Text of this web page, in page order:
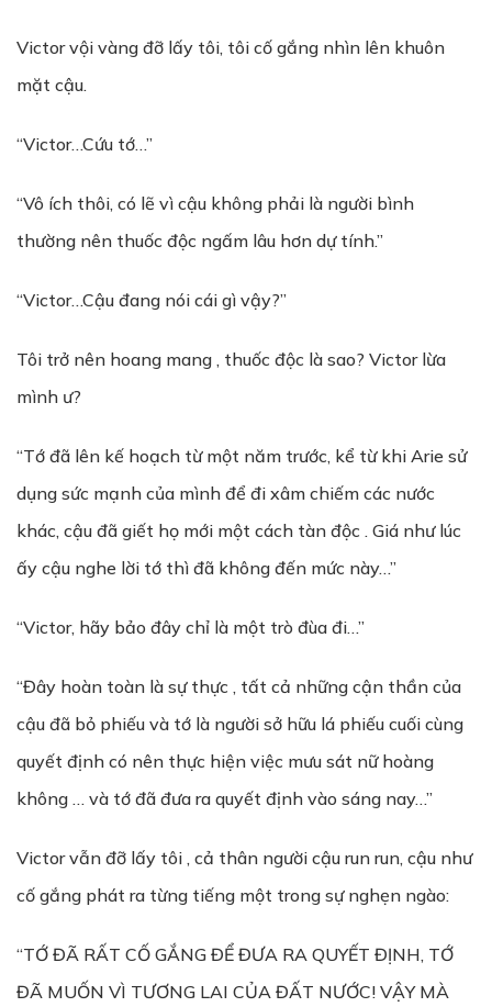
Victor vội vàng đỡ lấy tôi, tôi cố gắng nhìn lên khuôn
mặt cậu.
“Victor…Cứu tớ…”
“Vô ích thôi, có lẽ vì cậu không phải là người bình
thường nên thuốc độc ngấm lâu hơn dự tính.”
“Victor…Cậu đang nói cái gì vậy?”
Tôi trở nên hoang mang , thuốc độc là sao? Victor lừa
mình ư?
“Tớ đã lên kế hoạch từ một năm trước, kể từ khi Arie sử
dụng sức mạnh của mình để đi xâm chiếm các nước
khác, cậu đã giết họ mới một cách tàn độc . Giá như lúc
ấy cậu nghe lời tớ thì đã không đến mức này…”
“Victor, hãy bảo đây chỉ là một trò đùa đi…”
“Đây hoàn toàn là sự thực , tất cả những cận thần của
cậu đã bỏ phiếu và tớ là người sở hữu lá phiếu cuối cùng
quyết định có nên thực hiện việc mưu sát nữ hoàng
không … và tớ đã đưa ra quyết định vào sáng nay…”
Victor vẫn đỡ lấy tôi , cả thân người cậu run run, cậu như
cố gắng phát ra từng tiếng một trong sự nghẹn ngào:
“TỚ ĐÃ RẤT CỐ GẮNG ĐỂ ĐƯA RA QUYẾT ĐỊNH, TỚ
ĐÃ MUỐN VÌ TƯƠNG LAI CỦA ĐẤT NƯỚC! VẬY MÀ